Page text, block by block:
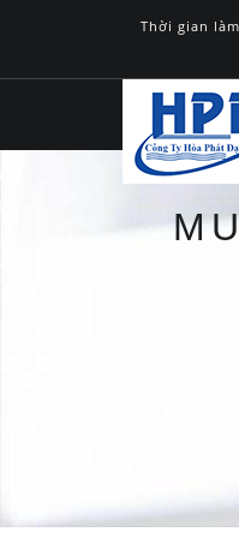
Thời gian